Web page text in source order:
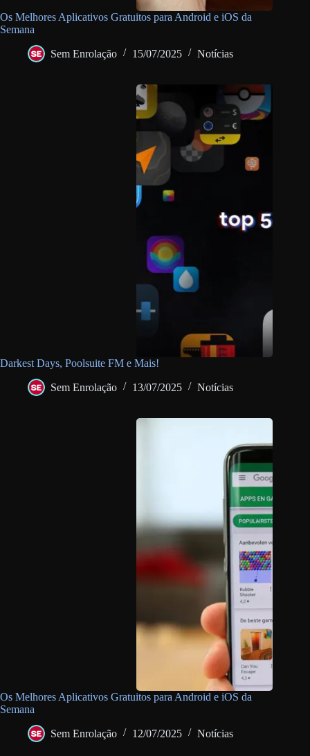
Os Melhores Aplicativos Gratuitos para Android e iOS da
Semana
Sem Enrolação 15/07/2025 Notícias
Darkest Days, Poolsuite FM e Mais!
Sem Enrolação 13/07/2025 Notícias
Os Melhores Aplicativos Gratuitos para Android e iOS da
Semana
Sem Enrolação 12/07/2025 Notícias